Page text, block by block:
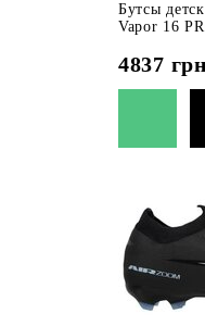
Бутсы
Vapor 16
4837 грн